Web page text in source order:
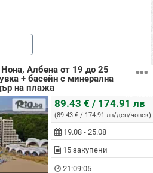
с ЕИК: BG202191378 притежаващ лиценз
(застрахователна полица с №
от 07.01.2026г. до 06.01.2027г. до
Почивки в България, Почивки и
Албена от 19 до 25
+ басейн с минерална
на плажа
89.43 € / 174.91 лв
(89.43 € / 174.91 лв/ден/човек)
19.08 - 25.08
15 закупени
21:09:04